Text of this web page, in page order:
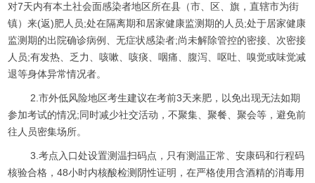
对7天内有本土社会面感染者地区所在县（市、区、旗，直辖市为街
镇）来(返)肥人员;处在隔离期和居家健康监测期的人员;处于居家健康
监测期的出院确诊病例、无症状感染者;尚未解除管控的密接、次密接
人员;有发热、乏力、咳嗽、咳痰、咽痛、腹泻、呕吐、嗅觉或味觉减
退等身体异常情况者。
2.市外低风险地区考生建议在考前3天来肥，以免出现无法如期
参加考试的情况;同时减少社交活动，不聚集、聚餐、聚会等，避免前
往人员密集场所。
3.考点入口处设置测温扫码点，只有测温正常、安康码和行程码
核验合格，48小时内核酸检测阴性证明，在严格使用含酒精的消毒用